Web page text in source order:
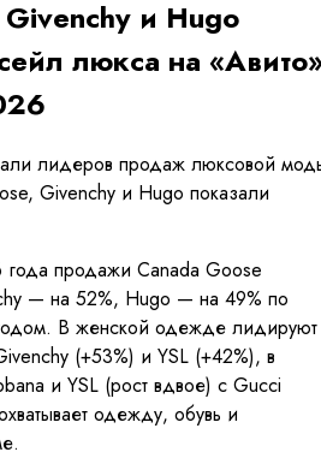
и Hugo
люкса на
лидеров продаж люксовой
Givenchy и Hugo показали
года продажи Canada Goose
— на 52%, Hugo — на 49% по
В женской одежде лидируют
(+53%) и YSL (+42%), в
и YSL (рост вдвое) с Gucci
одежду, обувь и